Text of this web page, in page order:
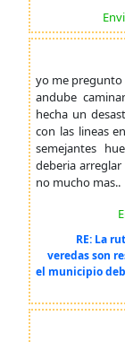
yo me pregunto
andube
hecha un
con las lineas
semejantes
deberia
no mucho mas..
RE: La
veredas son
el municipio